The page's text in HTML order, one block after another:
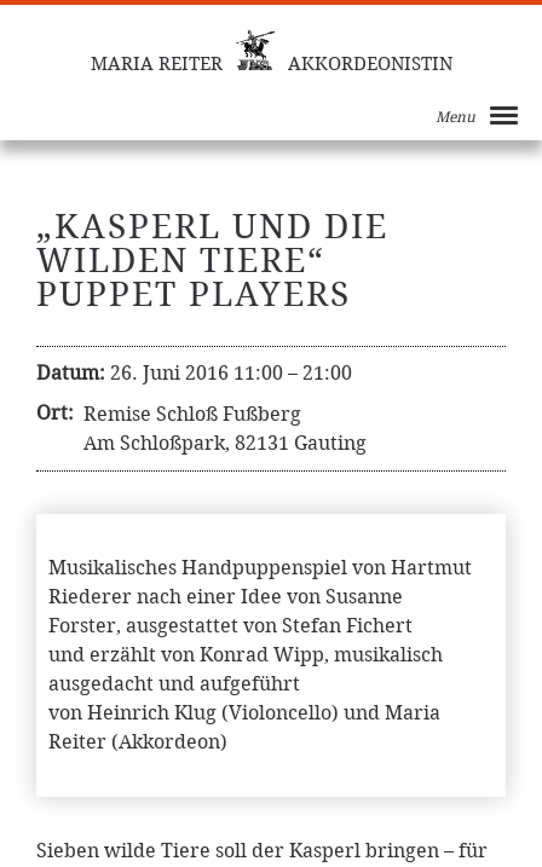
MARIA REITER AKKORDEONISTIN
Menu
„KASPERL UND DIE
WILDEN TIERE“
PUPPET PLAYERS
Datum: 26. Juni 2016 11:00 – 21:00
Ort: Remise Schloß Fußberg
Am Schloßpark, 82131 Gauting
Musikalisches Handpuppenspiel von Hartmut
Riederer nach einer Idee von Susanne
Forster, ausgestattet von Stefan Fichert
und erzählt von Konrad Wipp, musikalisch
ausgedacht und aufgeführt
von Heinrich Klug (Violoncello) und Maria
Reiter (Akkordeon)
Sieben wilde Tiere soll der Kasperl bringen – für